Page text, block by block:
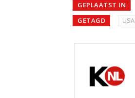
GEPLAATST IN
GETAGD
USA